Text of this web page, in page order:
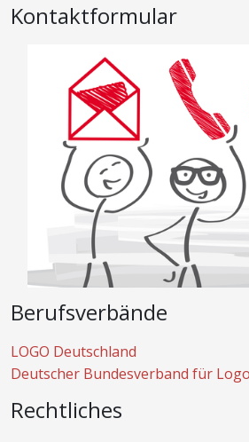
Kontaktformular
Berufsverbände
LOGO Deutschland
Deutscher Bundesverband für
Rechtliches